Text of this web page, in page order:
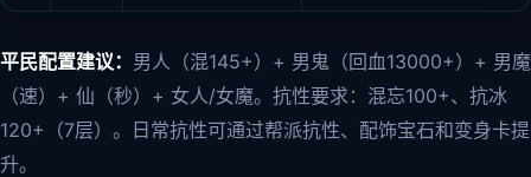
平民配置建议： 男人（混145+）+ 男鬼（回血13000+）+ 男魔
（速）+ 仙（秒）+ 女人/女魔。抗性要求：混忘100+、抗冰
120+（7层）。日常抗性可通过帮派抗性、配饰宝石和变身卡提
升。